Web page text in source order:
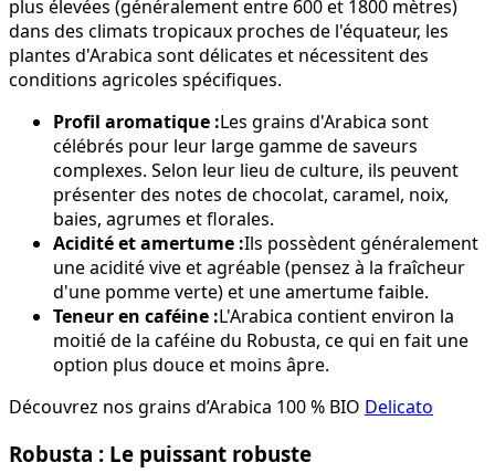
plus élevées (généralement entre 600 et 1800 mètres)
dans des climats tropicaux proches de l'équateur, les
plantes d'Arabica sont délicates et nécessitent des
conditions agricoles spécifiques.
Profil aromatique :Les grains d'Arabica sont
célébrés pour leur large gamme de saveurs
complexes. Selon leur lieu de culture, ils peuvent
présenter des notes de chocolat, caramel, noix,
baies, agrumes et florales.
Acidité et amertume :Ils possèdent généralement
une acidité vive et agréable (pensez à la fraîcheur
d'une pomme verte) et une amertume faible.
Teneur en caféine :L'Arabica contient environ la
moitié de la caféine du Robusta, ce qui en fait une
option plus douce et moins âpre.
Découvrez nos grains d’Arabica 100 % BIO Delicato
Robusta : Le puissant robuste